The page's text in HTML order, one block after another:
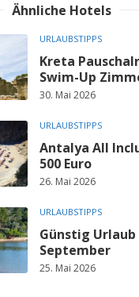
Ähnliche Hotels
URLAUBSTIPPS
Kreta
Swim-Up
30. Mai 2026
URLAUBSTIPPS
Antalya All
500 Euro
26. Mai 2026
URLAUBSTIPPS
Günstig Urlaub
September
25. Mai 2026